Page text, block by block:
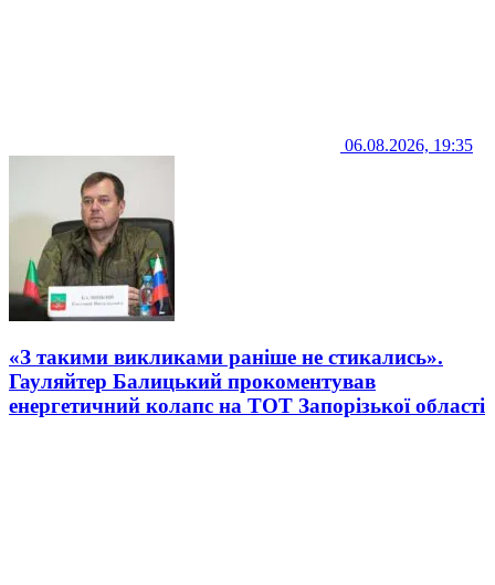
06.08.2026, 19:35
«З такими викликами раніше не стикались».
Гауляйтер Балицький прокоментував
енергетичний колапс на ТОТ Запорізької області